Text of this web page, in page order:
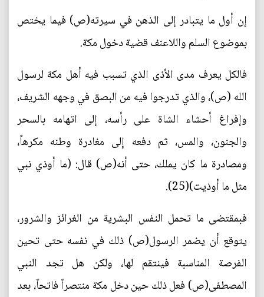
إن أول ما يتبادر إلى الذهن في سيرته(ص) فيما يختص
بموضوع السلم واللاعنف قضية دخول مكة.
فالكل يعرف مدى الأذى الذي تسبب فيه أهل مكة لرسول
الله (ص)، والذي تدرجوا فيه من البصق في وجهه الشريف،
وإفراغ أحشاء الشاة على رأسه، إلى اتهامه بالسحر
والجنون، والمس، ثم دفعه إلى مغادرة وطنه مكرهاً،
ومصادرة ما كان يملك، حتى أنه(ص) قال: (ما أوذي نبي
مثل ما أوذيت)(25).
فبمقتضى ما تحمل النفس البشرية من الغرائز والشرور،
يتوقع أن يضمر الرسول(ص) ذلك في نفسه حتى تحين
الفرصة المناسبة فينتقم لها، ولكن هل تجد النبي
المصطفى(ص) فعل ذلك حين دخل مكة منتصراً فاتحاً، بعد